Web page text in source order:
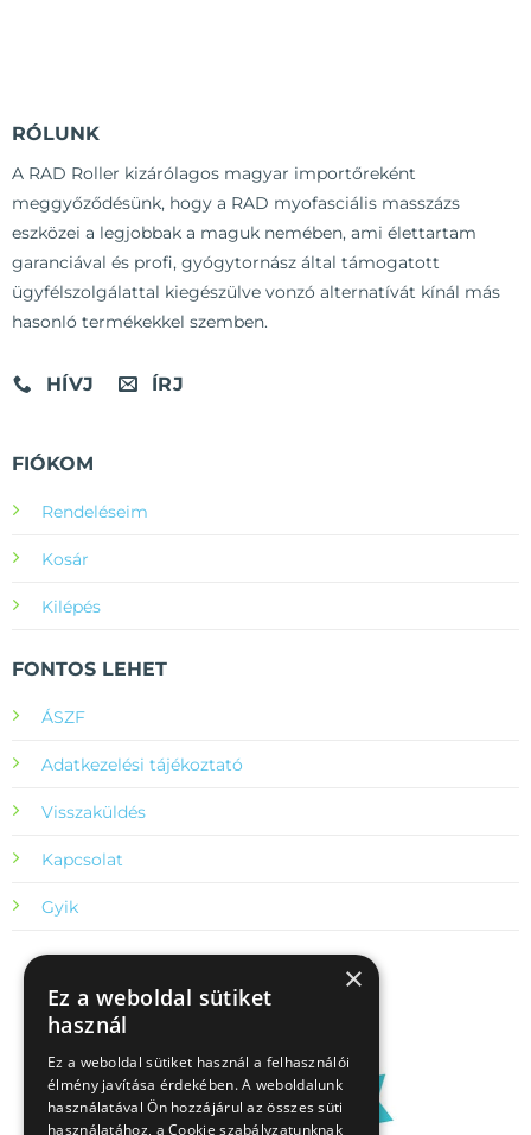
RÓLUNK
A RAD Roller kizárólagos magyar importőreként
meggyőződésünk, hogy a RAD myofasciális masszázs
eszközei a legjobbak a maguk nemében, ami élettartam
garanciával és profi, gyógytornász által támogatott
ügyfélszolgálattal kiegészülve vonzó alternatívát kínál más
hasonló termékekkel szemben.
HÍVJ ÍRJ
FIÓKOM
Rendeléseim
Kosár
Kilépés
FONTOS LEHET
ÁSZF
Adatkezelési tájékoztató
Visszaküldés
Kapcsolat
Gyik
×
Ez a weboldal sütiket
használ
Ez a weboldal sütiket használ a felhasználói
élmény javítása érdekében. A weboldalunk
használatával Ön hozzájárul az összes süti
használatához, a Cookie szabályzatunknak